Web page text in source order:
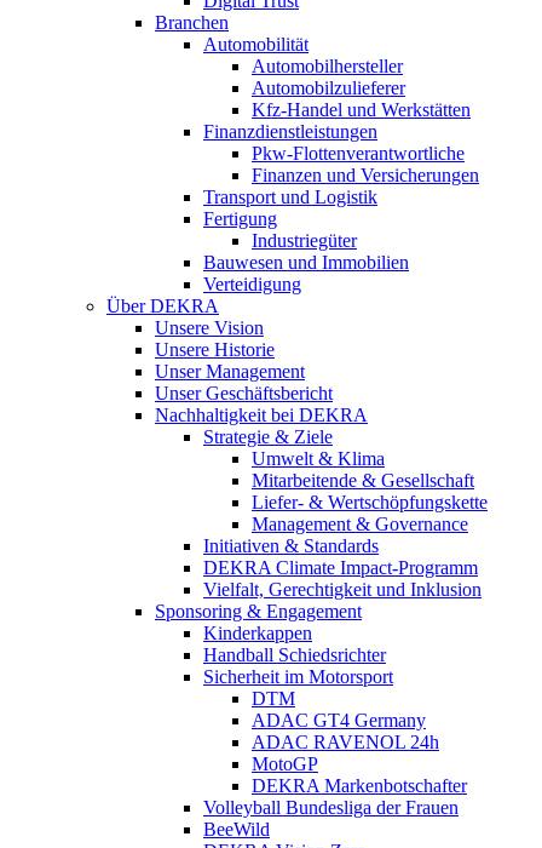
Branchen
Automobilität
Automobilhersteller
Automobilzulieferer
Kfz-Handel und Werkstätten
Finanzdienstleistungen
Pkw‑Flottenverantwortliche
Finanzen und Versicherungen
Transport und Logistik
Fertigung
Industriegüter
Bauwesen und Immobilien
Verteidigung
Über DEKRA
Unsere Vision
Unsere Historie
Unser Management
Unser Geschäftsbericht
Nachhaltigkeit bei DEKRA
Strategie & Ziele
Umwelt & Klima
Mitarbeitende & Gesellschaft
Liefer- & Wertschöpfungskette
Management & Governance
Initiativen & Standards
DEKRA Climate Impact-Programm
Vielfalt, Gerechtigkeit und Inklusion​
Sponsoring & Engagement
Kinderkappen
Handball Schiedsrichter
Sicherheit im Motorsport
DTM
ADAC GT4 Germany
ADAC RAVENOL 24h
MotoGP
DEKRA Markenbotschafter
Volleyball Bundesliga der Frauen
BeeWild